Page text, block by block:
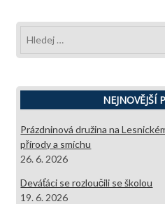
NEJNOVĚJŠÍ
Prázdninová družina na
přírody a smíchu
26. 6. 2026
Deváťáci se rozloučili se školou
19. 6. 2026